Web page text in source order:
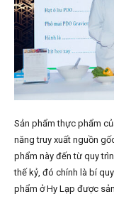
Sản phẩm thực phẩm
năng truy xuất nguồn
phẩm này đến từ quy
thế kỷ, đó chính là bí
phẩm ở Hy Lạp được